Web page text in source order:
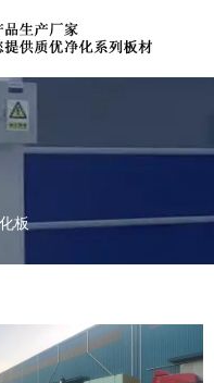
官方网站！
我们
板